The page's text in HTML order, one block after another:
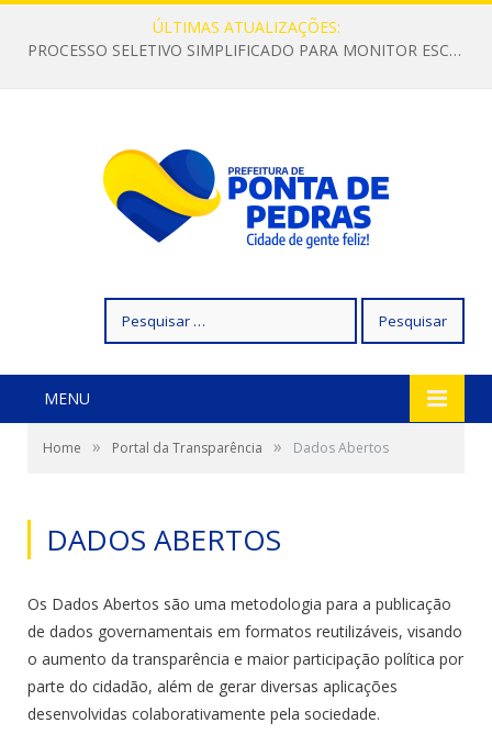
ÚLTIMAS ATUALIZAÇÕES:
PROCESSO SELETIVO SIMPLIFICADO PARA MONITOR ESCOLAR
por:
MENU
Home » Portal da Transparência » Dados Abertos
DADOS ABERTOS
Os Dados Abertos são uma metodologia para a publicação
de dados governamentais em formatos reutilizáveis, visando
o aumento da transparência e maior participação política por
parte do cidadão, além de gerar diversas aplicações
desenvolvidas colaborativamente pela sociedade.